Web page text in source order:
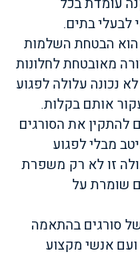
לבעלי בתים.
הוא הבטחת השלמות
מאובטחת לחלונות
נכונה עלולה לפגוע
אותם בקלות.
להתקין את הסורגים
מבלי לפגוע
זו לא רק משפרת
שומרת על
סורגים בהתאמה
אנשי מקצוע